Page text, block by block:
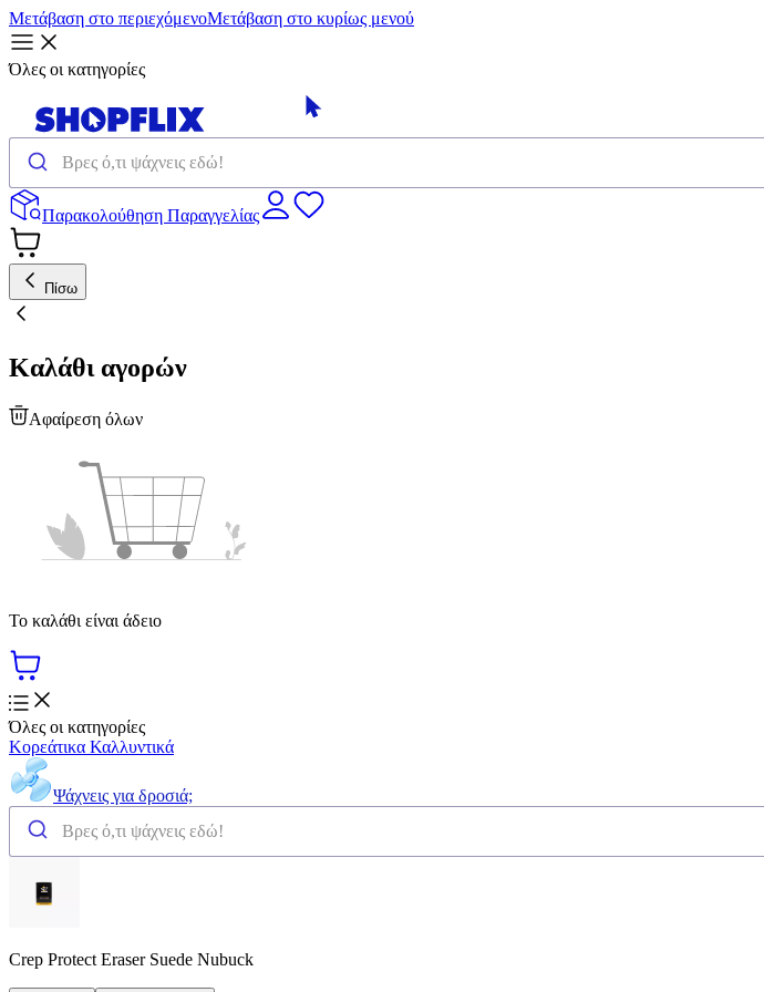
Μετάβαση στο περιεχόμενοΜετάβαση στο κυρίως μενού
Όλες οι κατηγορίες
Παρακολούθηση Παραγγελίας
Πίσω
Καλάθι αγορών
Αφαίρεση όλων
Το καλάθι είναι άδειο
Όλες οι κατηγορίες
Κορεάτικα Καλλυντικά
Ψάχνεις για δροσιά;
Crep Protect Eraser Suede Nubuck